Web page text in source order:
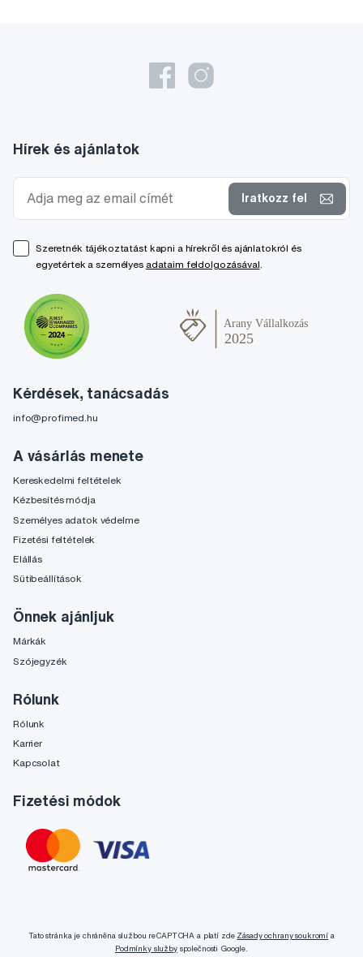
Kérdések, tanácsadás
info@profimed.hu
A vásárlás menete
Kereskedelmi feltételek
Kézbesítés módja
Személyes adatok védelme
Fizetési feltételek
Elállás
Sütibeállítások
Önnek ajánljuk
Márkák
Szójegyzék
Rólunk
Rólunk
Karrier
Kapcsolat
Fizetési módok
Hírek és ajánlatok
Iratkozz fel
Szeretnék tájékoztatást kapni a hírekről és ajánlatokról és
egyetértek a személyes adataim feldolgozásával
Tato stránka je chráněna službou reCAPTCHA a platí zde Zásady ochrany soukromí a
Podmínky službyspolečnosti Google.